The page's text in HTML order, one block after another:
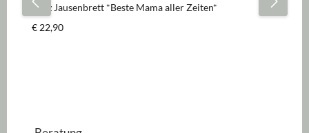
Holz Jausenbrett *Beste Mama aller Zeiten*
Regulärer Preis:
€ 22,90